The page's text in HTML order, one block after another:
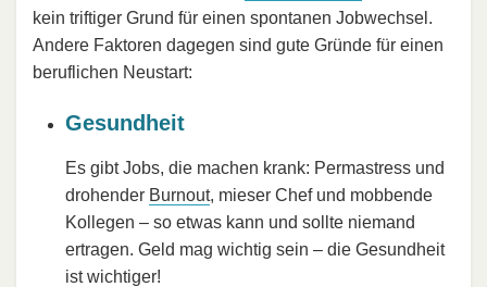
kein triftiger Grund für einen spontanen Jobwechsel.
Andere Faktoren dagegen sind gute Gründe für einen
beruflichen Neustart:
Gesundheit
Es gibt Jobs, die machen krank: Permastress und
drohender Burnout, mieser Chef und mobbende
Kollegen – so etwas kann und sollte niemand
ertragen. Geld mag wichtig sein – die Gesundheit
ist wichtiger!